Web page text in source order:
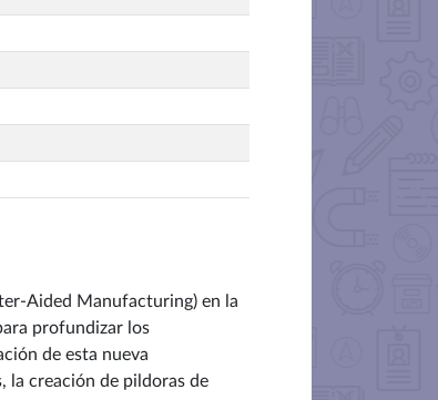
Aided Manufacturing) en la
profundizar los
de esta nueva
la creación de pildoras de